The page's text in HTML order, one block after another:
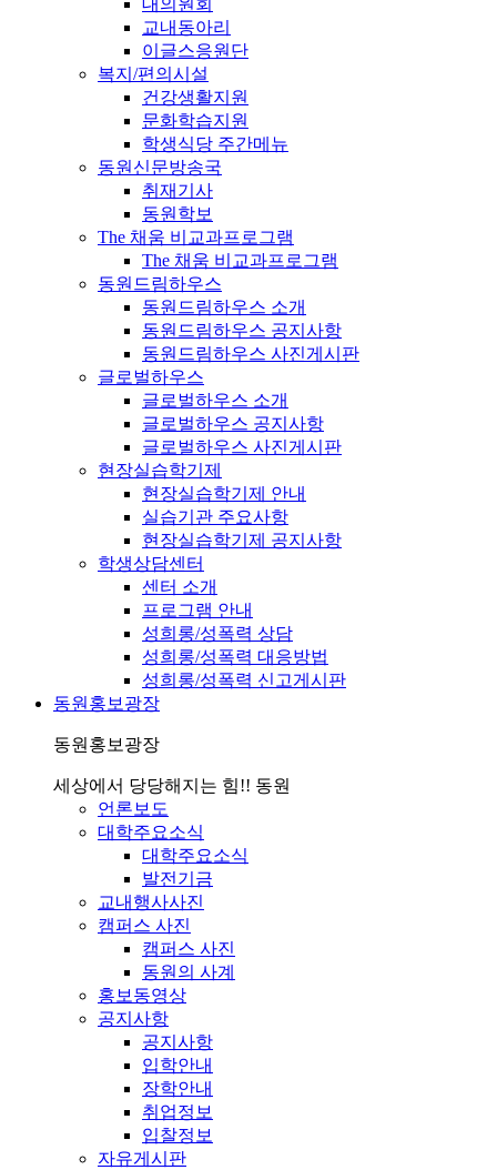
대의원회
교내동아리
이글스응원단
복지/편의시설
건강생활지원
문화학습지원
학생식당 주간메뉴
동원신문방송국
취재기사
동원학보
The 채움 비교과프로그램
The 채움 비교과프로그램
동원드림하우스
동원드림하우스 소개
동원드림하우스 공지사항
동원드림하우스 사진게시판
글로벌하우스
글로벌하우스 소개
글로벌하우스 공지사항
글로벌하우스 사진게시판
현장실습학기제
현장실습학기제 안내
실습기관 주요사항
현장실습학기제 공지사항
학생상담센터
센터 소개
프로그램 안내
성희롱/성폭력 상담
성희롱/성폭력 대응방법
성희롱/성폭력 신고게시판
동원홍보광장
동원홍보광장
세상에서 당당해지는 힘!! 동원
언론보도
대학주요소식
대학주요소식
발전기금
교내행사사진
캠퍼스 사진
캠퍼스 사진
동원의 사계
홍보동영상
공지사항
공지사항
입학안내
장학안내
취업정보
입찰정보
자유게시판